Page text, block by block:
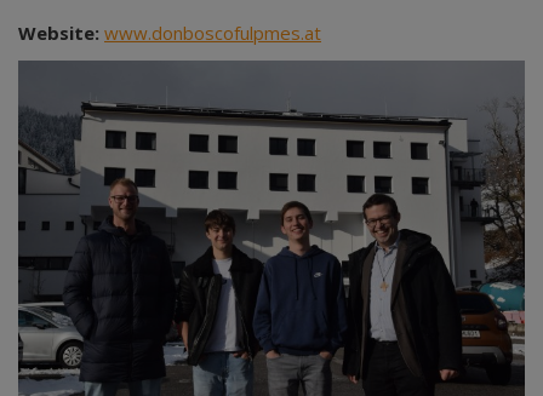
Website: www.donboscofulpmes.at